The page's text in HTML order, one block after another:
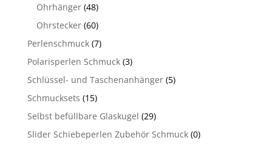
Ohrhänger (48)
Ohrstecker (60)
Perlenschmuck (7)
Polarisperlen Schmuck (3)
Schlüssel- und Taschenanhänger (5)
Schmucksets (15)
Selbst befüllbare Glaskugel (29)
Slider Schiebeperlen Zubehör Schmuck (0)